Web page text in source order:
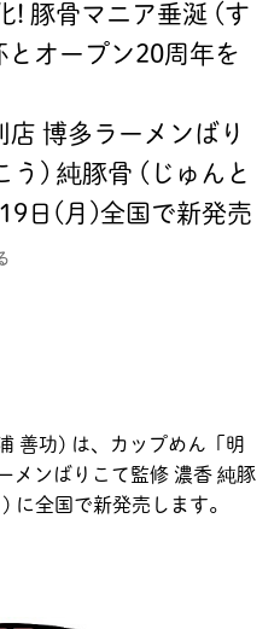
! 豚骨マニア垂涎 (す
オープン20周年を
店 博多ラーメンばり
う) 純豚骨 (じゅんと
日(月)全国で新発売
善功) は、カップめん「明
メンばりこて監修 濃香 純豚
に全国で新発売します。